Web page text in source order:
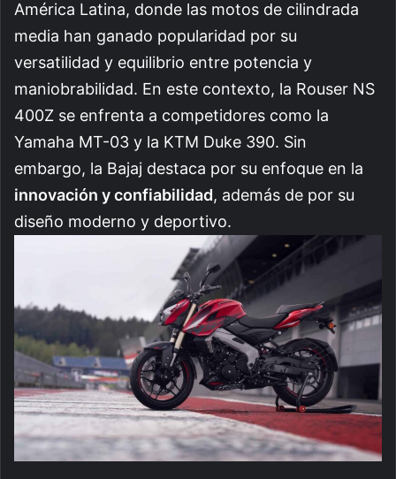
América Latina, donde las motos de cilindrada
media han ganado popularidad por su
versatilidad y equilibrio entre potencia y
maniobrabilidad. En este contexto, la Rouser NS
400Z se enfrenta a competidores como la
Yamaha MT-03 y la KTM Duke 390. Sin
embargo, la Bajaj destaca por su enfoque en la
innovación y confiabilidad, además de por su
diseño moderno y deportivo.